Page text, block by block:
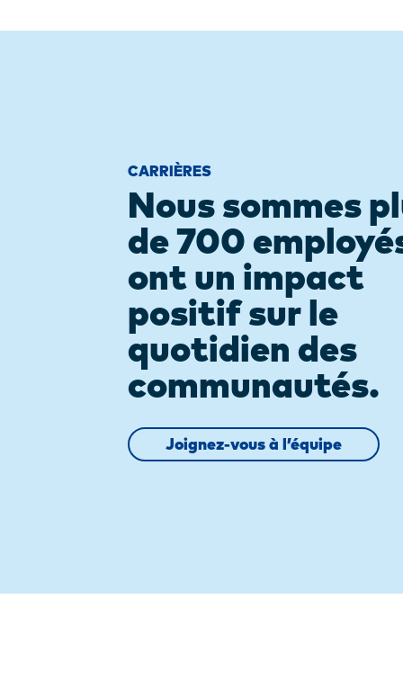
CARRIÈRES
Nous sommes
de 700
ont un impact
positif sur le
quotidien des
communautés.
Joignez-vous à l’équipe